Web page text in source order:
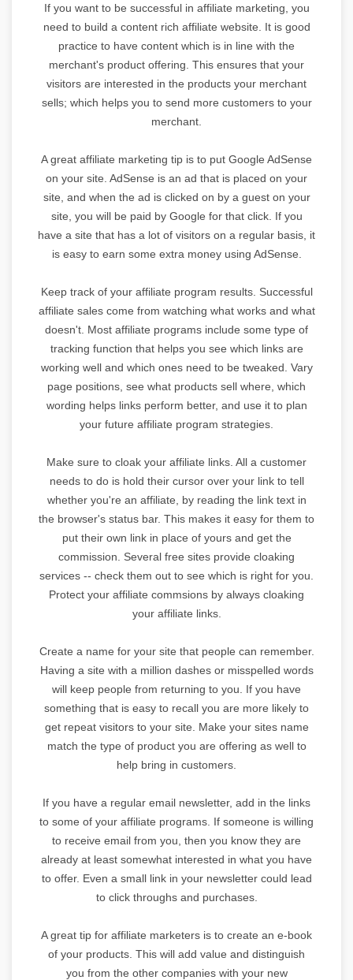
If you want to be successful in affiliate marketing, you
need to build a content rich affiliate website. It is good
practice to have content which is in line with the
merchant's product offering. This ensures that your
visitors are interested in the products your merchant
sells; which helps you to send more customers to your
merchant.
A great affiliate marketing tip is to put Google AdSense
on your site. AdSense is an ad that is placed on your
site, and when the ad is clicked on by a guest on your
site, you will be paid by Google for that click. If you
have a site that has a lot of visitors on a regular basis, it
is easy to earn some extra money using AdSense.
Keep track of your affiliate program results. Successful
affiliate sales come from watching what works and what
doesn't. Most affiliate programs include some type of
tracking function that helps you see which links are
working well and which ones need to be tweaked. Vary
page positions, see what products sell where, which
wording helps links perform better, and use it to plan
your future affiliate program strategies.
Make sure to cloak your affiliate links. All a customer
needs to do is hold their cursor over your link to tell
whether you're an affiliate, by reading the link text in
the browser's status bar. This makes it easy for them to
put their own link in place of yours and get the
commission. Several free sites provide cloaking
services -- check them out to see which is right for you.
Protect your affiliate commsions by always cloaking
your affiliate links.
Create a name for your site that people can remember.
Having a site with a million dashes or misspelled words
will keep people from returning to you. If you have
something that is easy to recall you are more likely to
get repeat visitors to your site. Make your sites name
match the type of product you are offering as well to
help bring in customers.
If you have a regular email newsletter, add in the links
to some of your affiliate programs. If someone is willing
to receive email from you, then you know they are
already at least somewhat interested in what you have
to offer. Even a small link in your newsletter could lead
to click throughs and purchases.
A great tip for affiliate marketers is to create an e-book
of your products. This will add value and distinguish
you from the other companies with your new